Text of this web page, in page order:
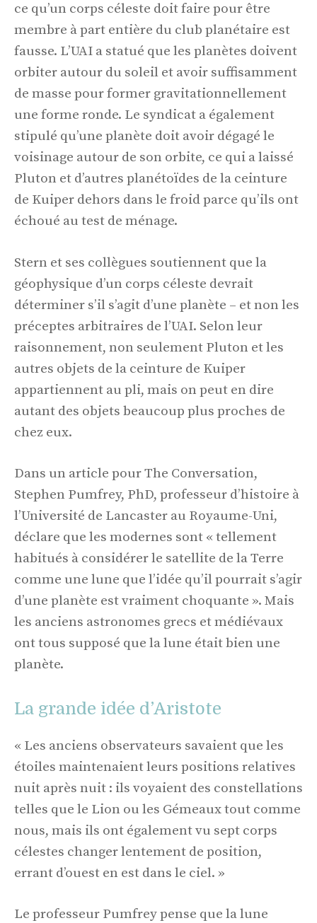
ce qu’un corps céleste doit faire pour être
membre à part entière du club planétaire est
fausse. L’UAI a statué que les planètes doivent
orbiter autour du soleil et avoir suffisamment
de masse pour former gravitationnellement
une forme ronde. Le syndicat a également
stipulé qu’une planète doit avoir dégagé le
voisinage autour de son orbite, ce qui a laissé
Pluton et d’autres planétoïdes de la ceinture
de Kuiper dehors dans le froid parce qu’ils ont
échoué au test de ménage.
Stern et ses collègues soutiennent que la
géophysique d’un corps céleste devrait
déterminer s’il s’agit d’une planète – et non les
préceptes arbitraires de l’UAI. Selon leur
raisonnement, non seulement Pluton et les
autres objets de la ceinture de Kuiper
appartiennent au pli, mais on peut en dire
autant des objets beaucoup plus proches de
chez eux.
Dans un article pour The Conversation,
Stephen Pumfrey, PhD, professeur d’histoire à
l’Université de Lancaster au Royaume-Uni,
déclare que les modernes sont « tellement
habitués à considérer le satellite de la Terre
comme une lune que l’idée qu’il pourrait s’agir
d’une planète est vraiment choquante ». Mais
les anciens astronomes grecs et médiévaux
ont tous supposé que la lune était bien une
planète.
La grande idée d’Aristote
« Les anciens observateurs savaient que les
étoiles maintenaient leurs positions relatives
nuit après nuit : ils voyaient des constellations
telles que le Lion ou les Gémeaux tout comme
nous, mais ils ont également vu sept corps
célestes changer lentement de position,
errant d’ouest en est dans le ciel. »
Le professeur Pumfrey pense que la lune